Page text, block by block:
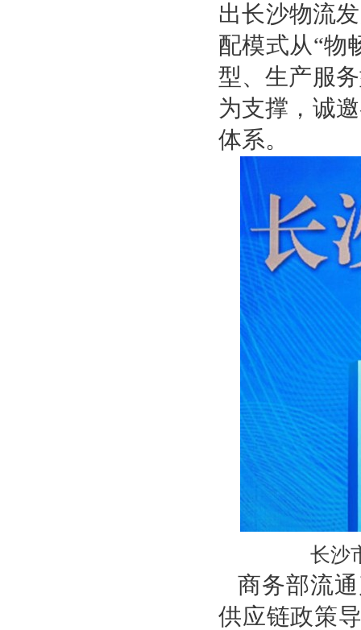
出长沙物流
配模式从“物
型、生产服
为支撑，诚
体系。
长沙
商务部流
供应链政策